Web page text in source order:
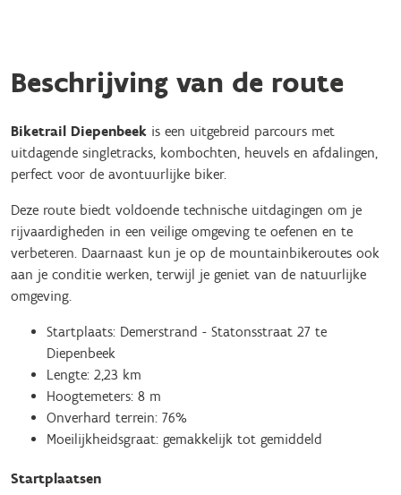
Beschrijving van de route
Biketrail Diepenbeek is een uitgebreid parcours met
uitdagende singletracks, kombochten, heuvels en afdalingen,
perfect voor de avontuurlijke biker.
Deze route biedt voldoende technische uitdagingen om je
rijvaardigheden in een veilige omgeving te oefenen en te
verbeteren. Daarnaast kun je op de mountainbikeroutes ook
aan je conditie werken, terwijl je geniet van de natuurlijke
omgeving.
Startplaats: Demerstrand - Statonsstraat 27 te
Diepenbeek
Lengte: 2,23 km
Hoogtemeters: 8 m
Onverhard terrein: 76%
Moeilijkheidsgraat: gemakkelijk tot gemiddeld
Startplaatsen